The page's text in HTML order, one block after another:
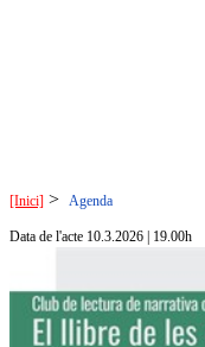
[Inici] > Agenda
Data de l'acte 10.3.2026 | 19.00h